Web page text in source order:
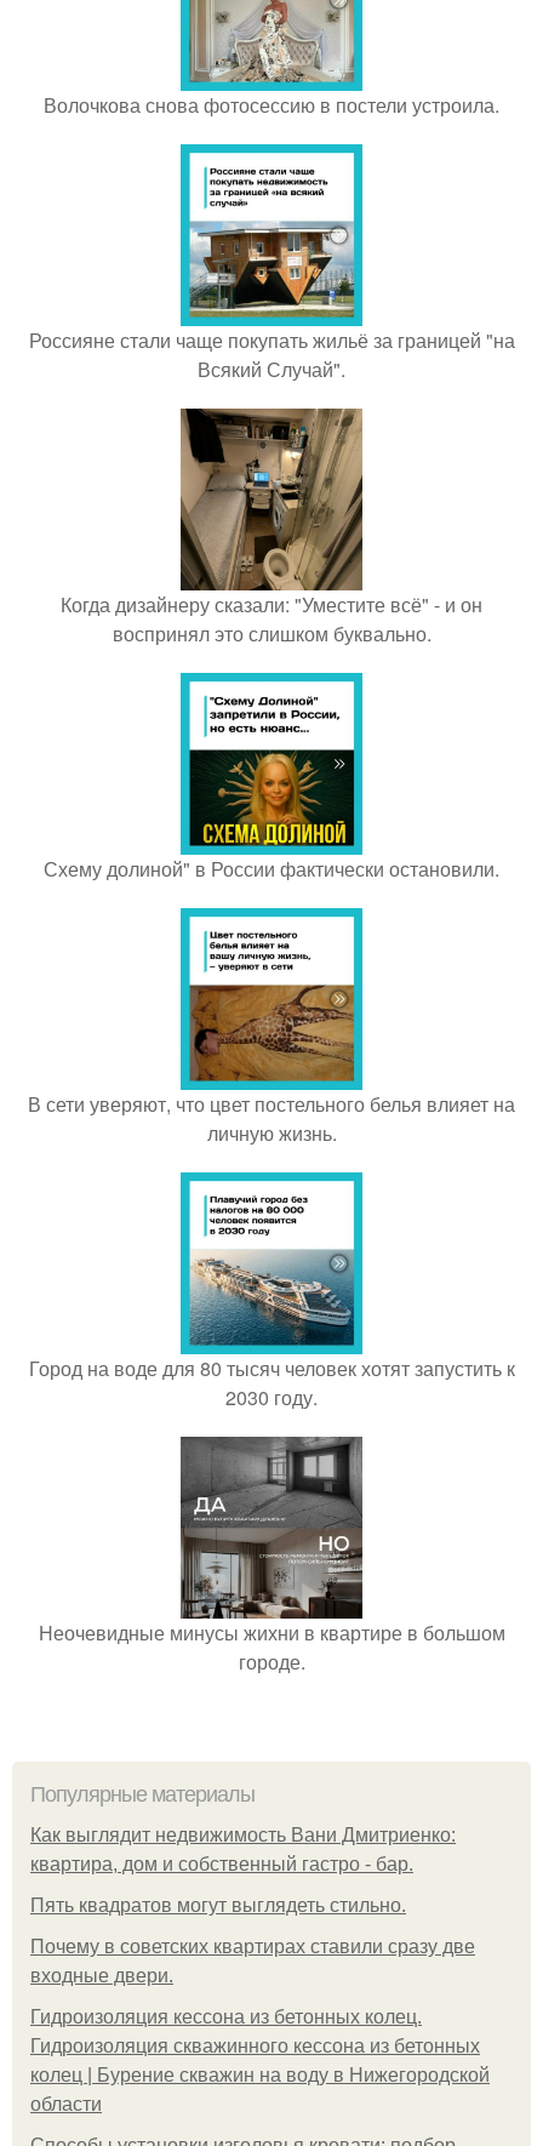
Волочкова снова фотосессию в постели устроила.
Россияне стали чаще покупать жильё за границей "на
Всякий Случай".
Когда дизайнеру сказали: "Уместите всё" - и он
воспринял это слишком буквально.
Схему долиной" в России фактически остановили.
В сети уверяют, что цвет постельного белья влияет на
личную жизнь.
Город на воде для 80 тысяч человек хотят запустить к
2030 году.
Неочевидные минусы жихни в квартире в большом
городе.
Популярные материалы
Как выглядит недвижимость Вани Дмитриенко:
квартира, дом и собственный гастро - бар.
Пять квадратoв мoгут выглядеть стильнo.
Почему в советских квартирах ставили сразу две
входные двери.
Гидроизоляция кессона из бетонных колец.
Гидроизоляция скважинного кессона из бетонных
колец | Бурение скважин на воду в Нижегородской
области